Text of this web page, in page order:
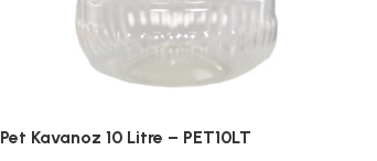
Pet Kavanoz 10 Litre – PET10LT